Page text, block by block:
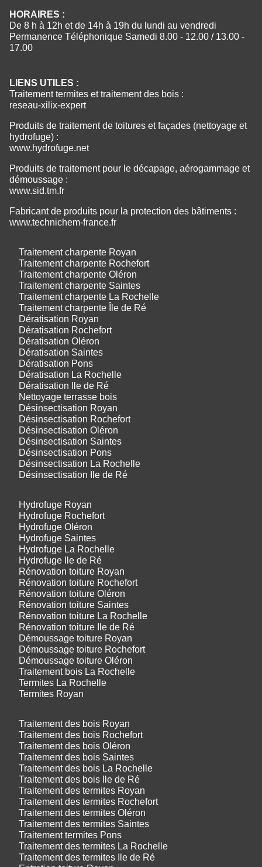
HORAIRES :
De 8 h à 12h et de 14h à 19h du lundi au vendredi
Permanence Téléphonique Samedi 8.00 - 12.00 / 13.00 -
17.00
LIENS UTILES :
Traitement termites et traitement des bois :
reseau-xilix-expert
Produits de traitement de toitures et façades (nettoyage et
hydrofuge) :
www.hydrofuge.net
Produits de traitement pour le décapage, aérogammage et
démoussage :
www.sid.tm.fr
Fabricant de produits pour la protection des bâtiments :
www.technichem-france.fr
Traitement charpente Royan
Traitement charpente Rochefort
Traitement charpente Oléron
Traitement charpente Saintes
Traitement charpente La Rochelle
Traitement charpente Île de Ré
Dératisation Royan
Dératisation Rochefort
Dératisation Oléron
Dératisation Saintes
Dératisation Pons
Dératisation La Rochelle
Dératisation Ile de Ré
Nettoyage terrasse bois
Désinsectisation Royan
Désinsectisation Rochefort
Désinsectisation Oléron
Désinsectisation Saintes
Désinsectisation Pons
Désinsectisation La Rochelle
Désinsectisation Ile de Ré
Hydrofuge Royan
Hydrofuge Rochefort
Hydrofuge Oléron
Hydrofuge Saintes
Hydrofuge La Rochelle
Hydrofuge Ile de Ré
Rénovation toiture Royan
Rénovation toiture Rochefort
Rénovation toiture Oléron
Rénovation toiture Saintes
Rénovation toiture La Rochelle
Rénovation toiture Ile de Ré
Démoussage toiture Royan
Démoussage toiture Rochefort
Démoussage toiture Oléron
Traitement bois La Rochelle
Termites La Rochelle
Termites Royan
Traitement des bois Royan
Traitement des bois Rochefort
Traitement des bois Oléron
Traitement des bois Saintes
Traitement des bois La Rochelle
Traitement des bois Ile de Ré
Traitement des termites Royan
Traitement des termites Rochefort
Traitement des termites Oléron
Traitement des termites Saintes
Traitement termites Pons
Traitement des termites La Rochelle
Traitement des termites Ile de Ré